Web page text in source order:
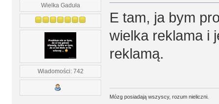
Wielka Gaduła
Wiadomości: 742
E tam, ja bym
wielka reklama i
reklamą.
Mózg posiadają wszyscy, rozum nieliczni.